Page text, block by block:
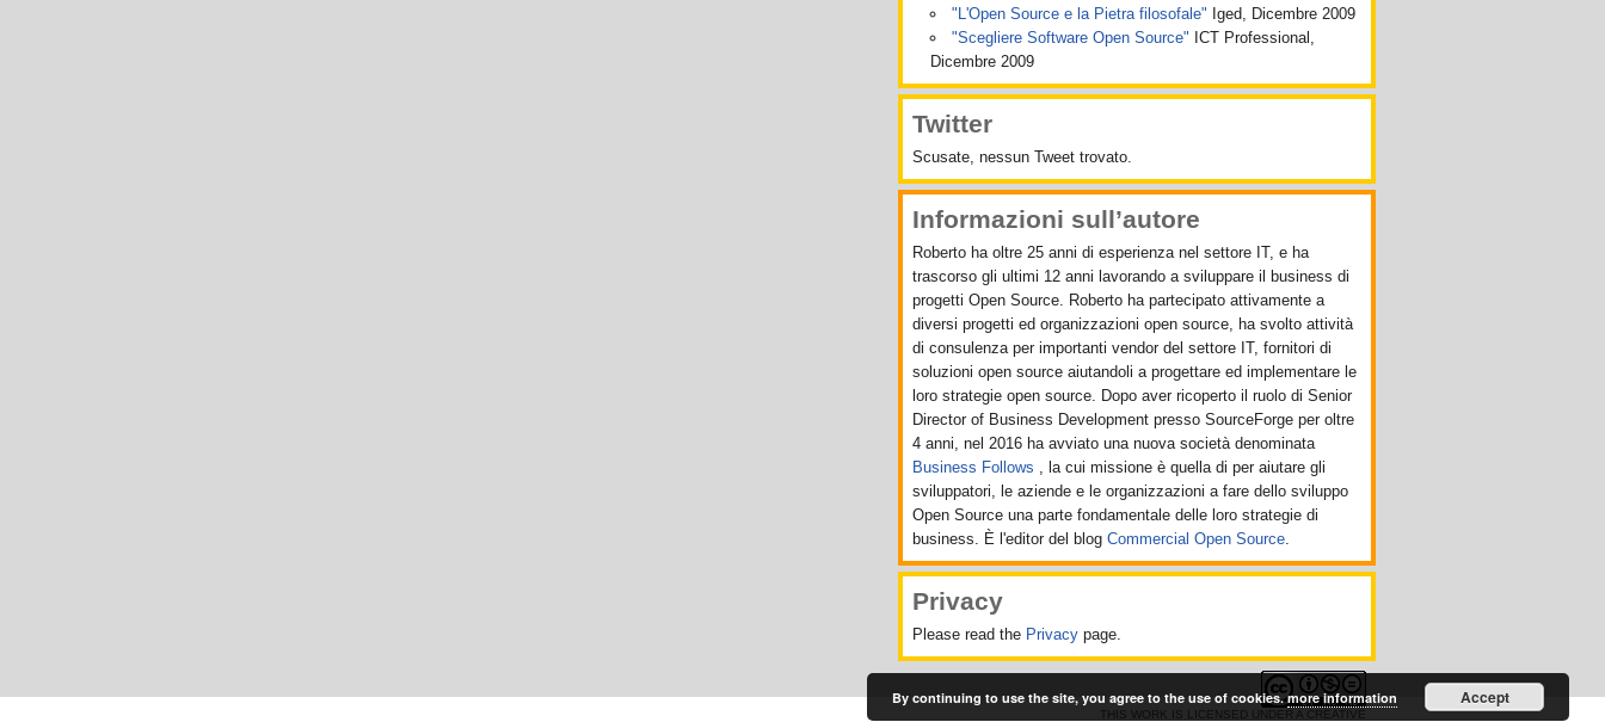
"L'Open Source e la Pietra filosofale" Iged, Dicembre 2009
"Scegliere Software Open Source" ICT Professional,
Dicembre 2009
Twitter
Scusate, nessun Tweet trovato.
Informazioni sull’autore
Roberto ha oltre 25 anni di esperienza nel settore IT, e ha
trascorso gli ultimi 12 anni lavorando a sviluppare il business di
progetti Open Source. Roberto ha partecipato attivamente a
diversi progetti ed organizzazioni open source, ha svolto attività
di consulenza per importanti vendor del settore IT, fornitori di
soluzioni open source aiutandoli a progettare ed implementare le
loro strategie open source. Dopo aver ricoperto il ruolo di Senior
Director of Business Development presso SourceForge per oltre
4 anni, nel 2016 ha avviato una nuova società denominata
Business Follows , la cui missione è quella di per aiutare gli
sviluppatori, le aziende e le organizzazioni a fare dello sviluppo
Open Source una parte fondamentale delle loro strategie di
business. È l'editor del blog Commercial Open Source.
Privacy
Please read the Privacy page.
THIS WORK IS LICENSED UNDER A CREATIVE
By continuing to use the site, you agree to the use of cookies.more information Accept